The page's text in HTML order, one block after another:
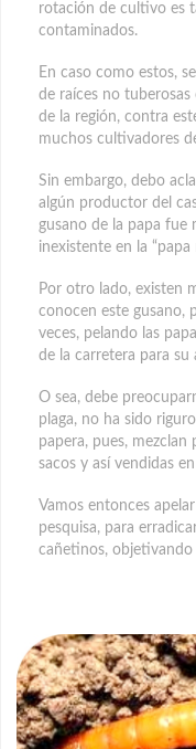
rotación de cultivo es
contaminados.
En caso como estos,
de raíces no
de la región, contra
muchos cultivadores
Sin embargo, debo
algún productor del
gusano de la papa fue
inexistente en la
Por otro lado, existen
conocen este gusano,
veces, pelando las
de la carretera para su
O sea, debe
plaga, no ha sido
papera, pues, mezclan
sacos y así vendidas
Vamos entonces
pesquisa, para
cañetinos,